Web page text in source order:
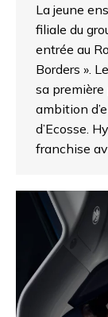
La jeune
filiale du
entrée au
Borders ».
sa
ambition
d’Ecosse.
franchise